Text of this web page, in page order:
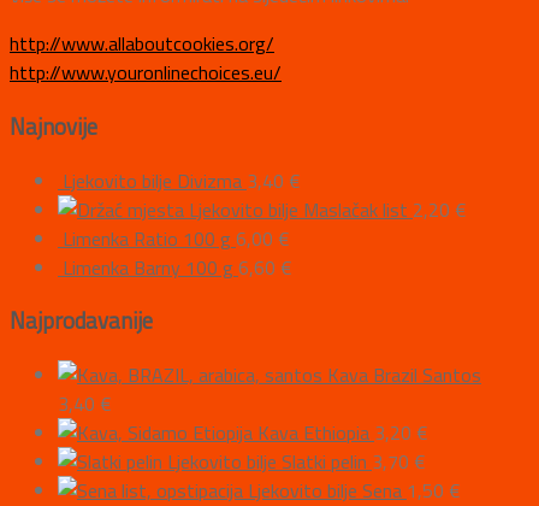
http://www.allaboutcookies.org/
http://www.youronlinechoices.eu/
Najnovije
Ljekovito bilje Divizma 3,40 €
Ljekovito bilje Maslačak list 2,20 €
Limenka Ratio 100 g 6,00 €
Limenka Barny 100 g 6,60 €
Najprodavanije
Kava Brazil Santos
3,40 €
Kava Ethiopia 3,20 €
Ljekovito bilje Slatki pelin 3,70 €
Ljekovito bilje Sena 1,50 €